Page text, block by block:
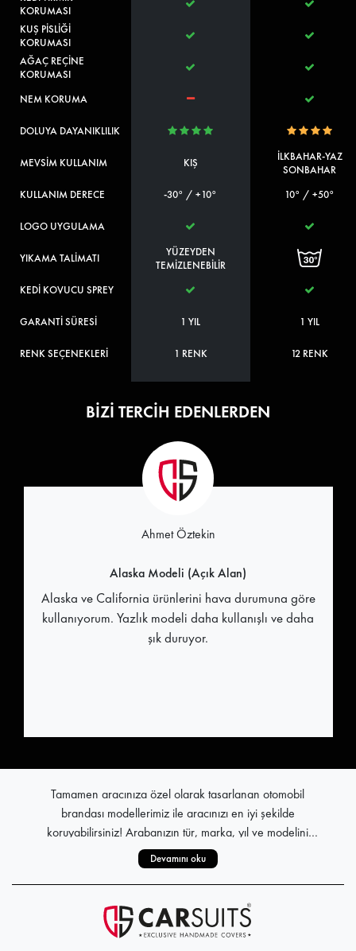
KORUMASI
KUŞ PİSLİĞİ
KORUMASI
AĞAÇ REÇİNE
KORUMASI
NEM KORUMA
DOLUYA DAYANIKLILIK
MEVSİM KULLANIM
KULLANIM DERECE
LOGO UYGULAMA
YIKAMA TALİMATI
KEDİ KOVUCU SPREY
GARANTİ SÜRESİ
RENK SEÇENEKLERİ
KIŞ
-30° / +10°
YÜZEYDEN
TEMİZLENEBİLİR
1 YIL
1 RENK
İLKBAHAR-YAZ
SONBAHAR
10° / +50°
1 YIL
12 RENK
BİZİ TERCİH EDENLERDEN
Ahmet Öztekin
Alaska Modeli (Açık Alan)
Alaska ve California ürünlerini hava durumuna göre
kullanıyorum. Yazlık modeli daha kullanışlı ve daha
şık duruyor.
Tamamen aracınıza özel olarak tasarlanan otomobil
brandası modellerimiz ile aracınızı en iyi şekilde
koruyabilirsiniz! Arabanızın tür, marka, yıl ve modelini
kalitesi ile göz doldurur. Yaz sıcaklarından kışın zorlu hava
koşullarına kadar, yılın her döneminde koruma sağlayan 4
mevsim oto branda modelleri ile aracınız her an güvendedir.
Stoksuz çalışma prensibi ile tüm pratik araç brandası
modelleri, tamamen sizin talepleriniz doğrultusunda üretilir.
Sevkiyat sürecine de son derece önem veren firmamız,
ücretsiz kargo avantajı ile siz değerli kullanıcılarımızı
Devamını oku